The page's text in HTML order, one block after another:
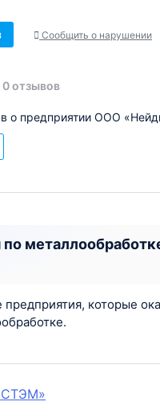
Сообщить о нарушении
0 отзывов
о предприятии ООО
предприятия, которые